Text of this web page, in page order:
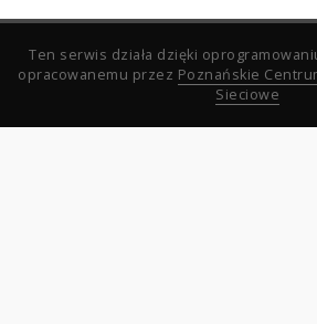
Ten serwis działa dzięki
opracowanemu przez Poznańskie
Sieciowe